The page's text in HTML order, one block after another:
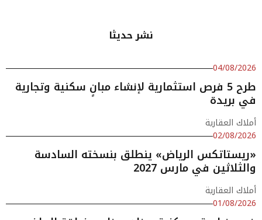
نشر حديثا
04/08/2026
طرح 5 فرص استثمارية لإنشاء مبانٍ سكنية وتجارية
في بريدة
أملاك العقارية
02/08/2026
«ريستاتكس الرياض» ينطلق بنسخته السادسة
والثلاثين في مارس 2027
أملاك العقارية
01/08/2026